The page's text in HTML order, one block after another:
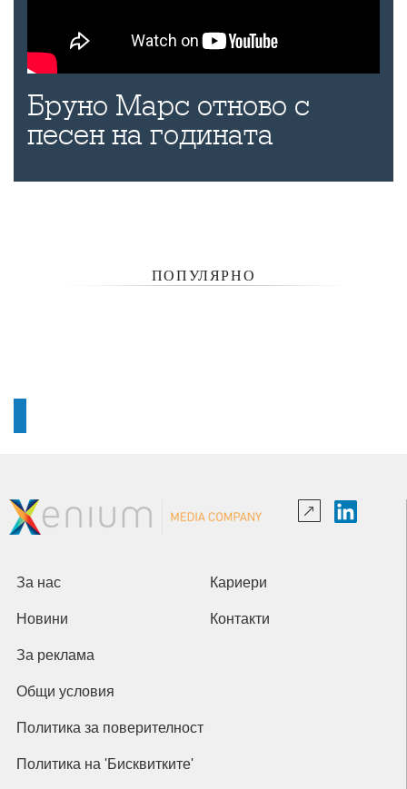
Бруно Марс отново с
песен на годината
ПОПУЛЯРНО
За нас Кариери
Новини Контакти
За реклама
Общи условия
Политика за поверителност
Политика на 'Бисквитките'